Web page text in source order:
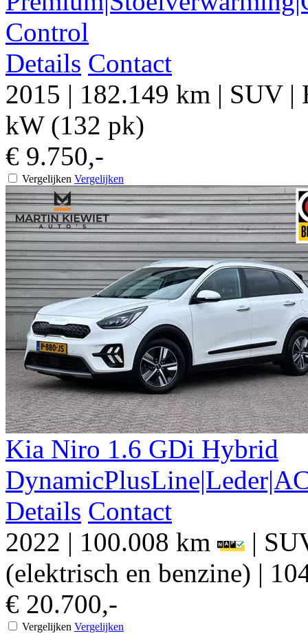
Control
Details Contact
2015 | 182.149 km | SUV|
kW (132 pk)
€ 9.750,-
Vergelijken Vergelijken
Kia Niro 1.6 GDi Hybrid
Details Contact
2022 | 100.008 km |
(elektrisch en benzine) |
€ 20.700,-
Vergelijken Vergelijken